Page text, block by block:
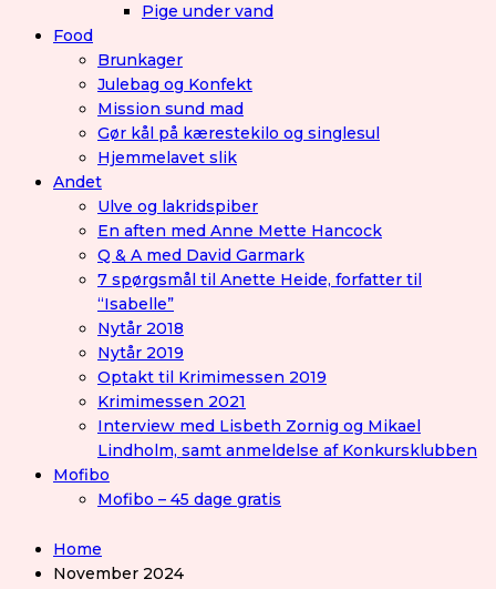
Pige under vand
Food
Brunkager
Julebag og Konfekt
Mission sund mad
Gør kål på kærestekilo og singlesul
Hjemmelavet slik
Andet
Ulve og lakridspiber
En aften med Anne Mette Hancock
Q & A med David Garmark
7 spørgsmål til Anette Heide, forfatter til
“Isabelle”
Nytår 2018
Nytår 2019
Optakt til Krimimessen 2019
Krimimessen 2021
Interview med Lisbeth Zornig og Mikael
Lindholm, samt anmeldelse af Konkursklubben
Mofibo
Mofibo – 45 dage gratis
Home
November 2024